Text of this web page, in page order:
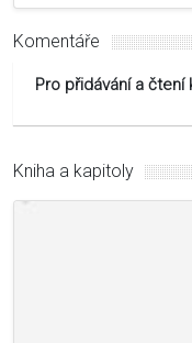
Komentáře
Pro přidávání a
Kniha a kapitoly